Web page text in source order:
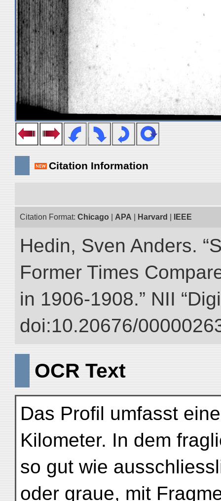
Citation Information
Citation Format: Chicago APA Harvard IEEE
Hedin, Sven Anders.
Former Times
in 1906-1908.” NII
doi:10.20676/
OCR Text
Das Profil umfasst
Kilometer. In dem
so gut wie
oder graue, mit